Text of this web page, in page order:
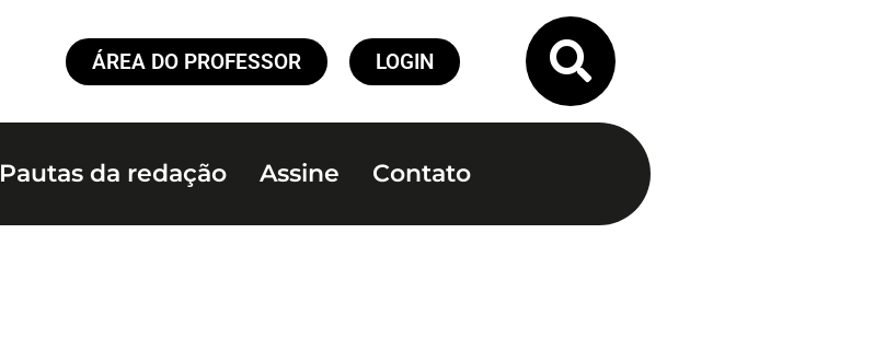
ÁREA DO PROFESSOR LOGIN
Pautas da redação Assine Contato